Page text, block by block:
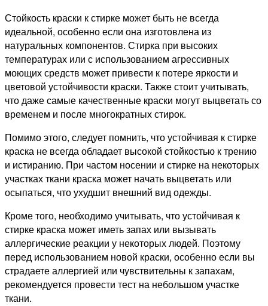
Стойкость краски к стирке может быть не всегда
идеальной, особенно если она изготовлена из
натуральных компонентов. Стирка при высоких
температурах или с использованием агрессивных
моющих средств может привести к потере яркости и
цветовой устойчивости краски. Также стоит учитывать,
что даже самые качественные краски могут выцветать со
временем и после многократных стирок.
Помимо этого, следует помнить, что устойчивая к стирке
краска не всегда обладает высокой стойкостью к трению
и истиранию. При частом носении и стирке на некоторых
участках ткани краска может начать выцветать или
осыпаться, что ухудшит внешний вид одежды.
Кроме того, необходимо учитывать, что устойчивая к
стирке краска может иметь запах или вызывать
аллергические реакции у некоторых людей. Поэтому
перед использованием новой краски, особенно если вы
страдаете аллергией или чувствительны к запахам,
рекомендуется провести тест на небольшом участке
ткани.